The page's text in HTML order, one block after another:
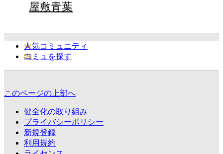
屋敷青葉
人気コミュニティ
コミュを探す
このページの上部へ
健全化の取り組み
プライバシーポリシー
新規登録
利用規約